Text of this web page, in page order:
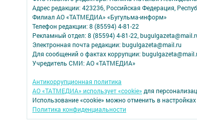
Адрес редакции: 423236, Российская Федерация,
Филиал АО «ТАТМЕДИА» «Бугульма-информ»
Телефон редакции: 8 (85594) 4-81-22
Рекламный отдел: 8 (85594) 4-81-22,
Электронная почта редакции: bugulgazeta@mail.ru
Для сообщений о фактах коррупции:
Учредитель СМИ: АО «ТАТМЕДИА»
Антикоррупционная политика
АО «ТАТМЕДИА» использует «cookie» для
Использование «cookie» можно отменить в настройках
Политика конфиденциальности